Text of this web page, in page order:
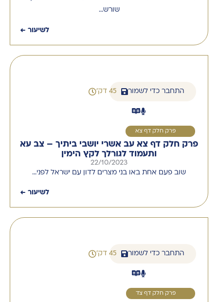
שורש…
לשיעור ←
התחבר כדי לשמור 45 דק'
פרק חלק דף צא
פרק חלק דף צא עב אשרי יושבי ביתיך – צב עא
ותעמוד לגורלך לקץ הימין
22/10/2023
שוב פעם אחת באו בני מצרים לדון עם ישראל לפני…
לשיעור ←
התחבר כדי לשמור 45 דק'
פרק חלק דף צד